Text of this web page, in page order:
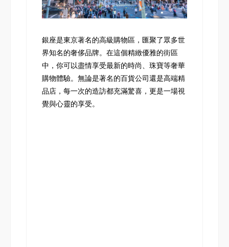
銀座是東京著名的高級購物區，匯聚了眾多世
界知名的奢侈品牌。在這個精緻優雅的街區
中，你可以盡情享受最新的時尚、珠寶等奢華
購物體驗。無論是著名的百貨公司還是高端精
品店，每一次的造訪都充滿驚喜，更是一場視
覺與心靈的享受。